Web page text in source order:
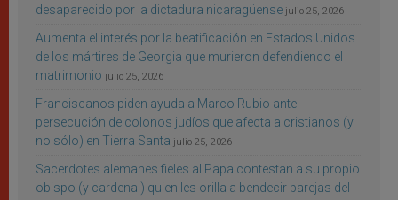
desaparecido por la dictadura nicaragüense julio 25, 2026
Aumenta el interés por la beatificación en Estados Unidos
de los mártires de Georgia que murieron defendiendo el
matrimonio julio 25, 2026
Franciscanos piden ayuda a Marco Rubio ante
persecución de colonos judíos que afecta a cristianos (y
no sólo) en Tierra Santa julio 25, 2026
Sacerdotes alemanes fieles al Papa contestan a su propio
obispo (y cardenal) quien les orilla a bendecir parejas del